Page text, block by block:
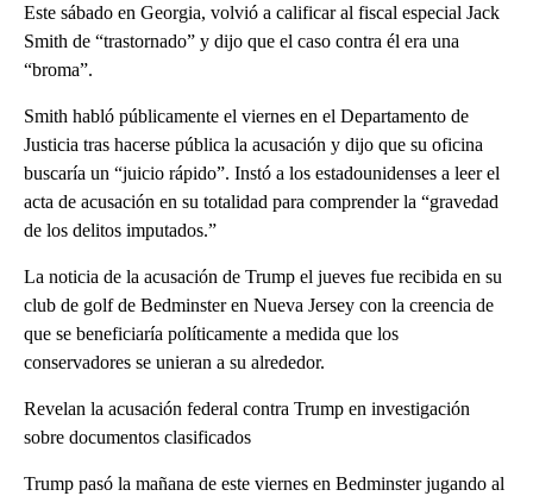
Este sábado en Georgia, volvió a calificar al fiscal especial Jack
Smith de “trastornado” y dijo que el caso contra él era una
“broma”.
Smith habló públicamente el viernes en el Departamento de
Justicia tras hacerse pública la acusación y dijo que su oficina
buscaría un “juicio rápido”. Instó a los estadounidenses a leer el
acta de acusación en su totalidad para comprender la “gravedad
de los delitos imputados.”
La noticia de la acusación de Trump el jueves fue recibida en su
club de golf de Bedminster en Nueva Jersey con la creencia de
que se beneficiaría políticamente a medida que los
conservadores se unieran a su alrededor.
Revelan la acusación federal contra Trump en investigación
sobre documentos clasificados
Trump pasó la mañana de este viernes en Bedminster jugando al